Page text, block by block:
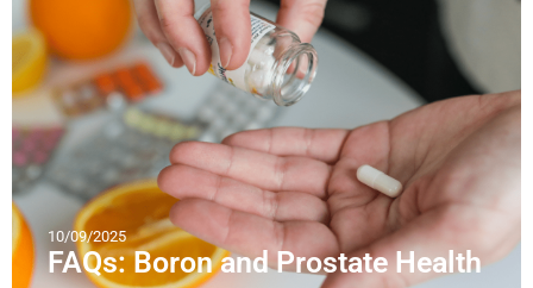
10/09/2025
FAQs: Boron and Prostate Health